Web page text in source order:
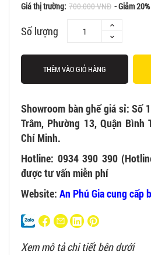
Giá thị trường: 700.000 VNĐ - Giảm 20%
Số lượng
THÊM VÀO GIỎ HÀNG
Showroom bàn ghế giá sỉ: Số
Trâm, Phường 13, Quận Bình
Chí Minh.
Hotline: 0934 390 390
được tư vấn miễn phí
Website: An Phú Gia cung cấp
Xem mô tả chi tiết bên dưới